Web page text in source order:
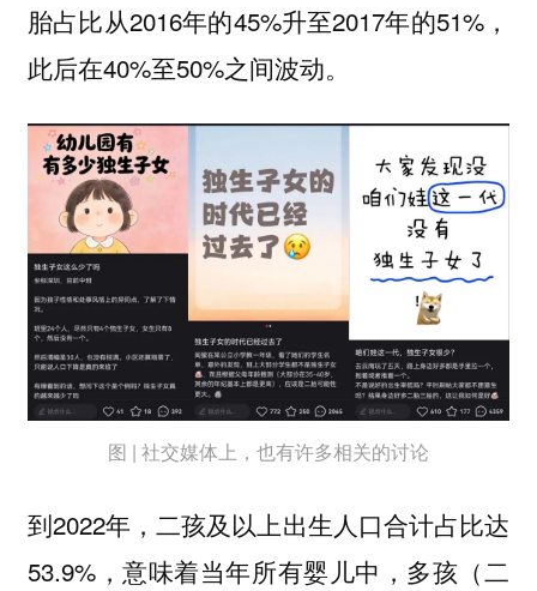
胎占比从2016年的45%升至2017年的51%，
此后在40%至50%之间波动。
图 | 社交媒体上，也有许多相关的讨论
到2022年，二孩及以上出生人口合计占比达
53.9%，意味着当年所有婴儿中，多孩（二